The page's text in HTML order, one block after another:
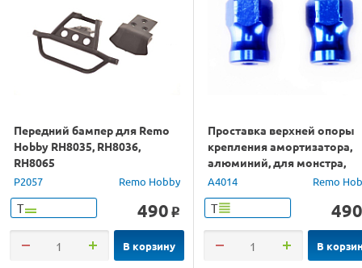
Передний бампер для Remo
Hobby RH8035, RH8036,
RH8065
P2057 Remo Hobby
Т 490 o
В корзину
Проставка верхней опоры
крепления амортизатора,
алюминий, для монстра,
трагги, багги
A4014 Remo
Т 490
В